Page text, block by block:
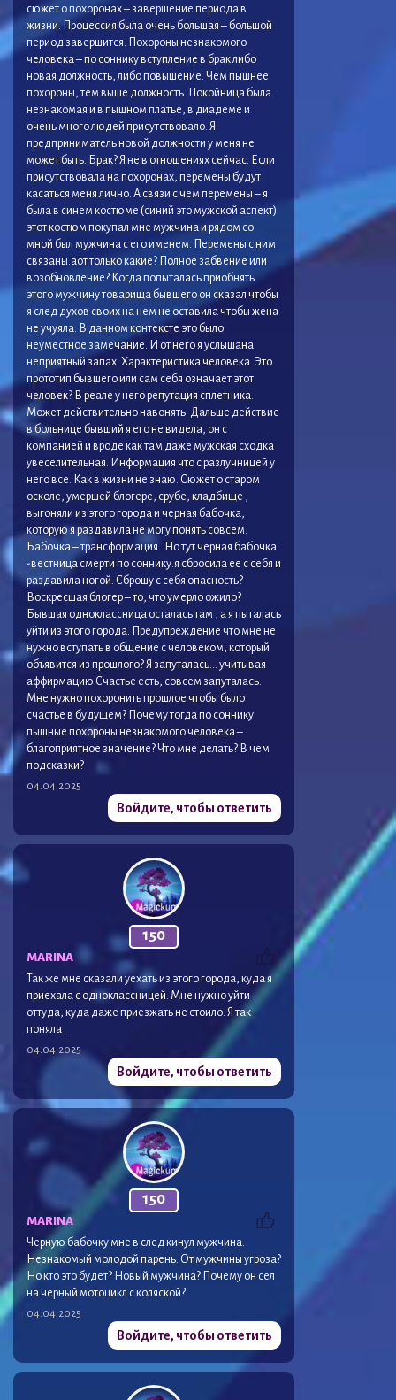
сюжет о похоронах – завершение периода в
жизни. Процессия была очень большая – большой
период завершится. Похороны незнакомого
человека – по соннику вступление в брак либо
новая должность, либо повышение. Чем пышнее
похороны, тем выше должность. Покойница была
незнакомая и в пышном платье, в диадеме и
очень много людей присутствовало. Я
предприниматель новой должности у меня не
может быть. Брак? Я не в отношениях сейчас. Если
присутствовала на похоронах, перемены будут
касаться меня лично. А связи с чем перемены – я
была в синем костюме (синий это мужской аспект)
этот костюм покупал мне мужчина и рядом со
мной был мужчина с его именем. Перемены с ним
связаны.аот только какие? Полное забвение или
возобновление? Когда попыталась приобнять
этого мужчину товарища бывшего он сказал чтобы
я след духов своих на нем не оставила чтобы жена
не учуяла. В данном контексте это было
неуместное замечание. И от него я услышана
неприятный запах. Характеристика человека. Это
прототип бывшего или сам себя означает этот
человек? В реале у него репутация сплетника.
Может действительно навонять. Дальше действие
в больнице бывший я его не видела, он с
компанией и вроде как там даже мужская сходка
увеселительная. Информация что с разлучницей у
него все. Как в жизни не знаю. Сюжет о старом
осколе, умершей блогере, срубе, кладбище ,
выгоняли из этого города и черная бабочка,
которую я раздавила не могу понять совсем.
Бабочка – трансформация . Но тут черная бабочка
-вестница смерти по соннику.я сбросила ее с себя и
раздавила ногой. Сброшу с себя опасность?
Воскресшая блогер – то, что умерло ожило?
Бывшая одноклассница осталась там , а я пыталась
уйти из этого города. Предупреждение что мне не
нужно вступать в общение с человеком, который
объявится из прошлого? Я запуталась… учитывая
аффирмацию Счастье есть, совсем запуталась.
Мне нужно похоронить прошлое чтобы было
счастье в будущем? Почему тогда по соннику
пышные похороны незнакомого человека –
благоприятное значение? Что мне делать? В чем
подсказки?
04.04.2025
Войдите, чтобы ответить
150
MARINA
Так же мне сказали уехать из этого города, куда я
приехала с одноклассницей. Мне нужно уйти
оттуда, куда даже приезжать не стоило. Я так
поняла .
04.04.2025
Войдите, чтобы ответить
150
MARINA
Черную бабочку мне в след кинул мужчина.
Незнакомый молодой парень. От мужчины угроза?
Но кто это будет? Новый мужчина? Почему он сел
на черный мотоцикл с коляской?
04.04.2025
Войдите, чтобы ответить